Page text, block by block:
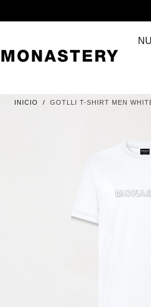
INICIO / GOTLLI T-SHIRT MEN